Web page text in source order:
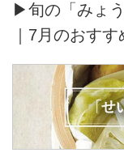
▶旬の「みょ
｜7月のおす